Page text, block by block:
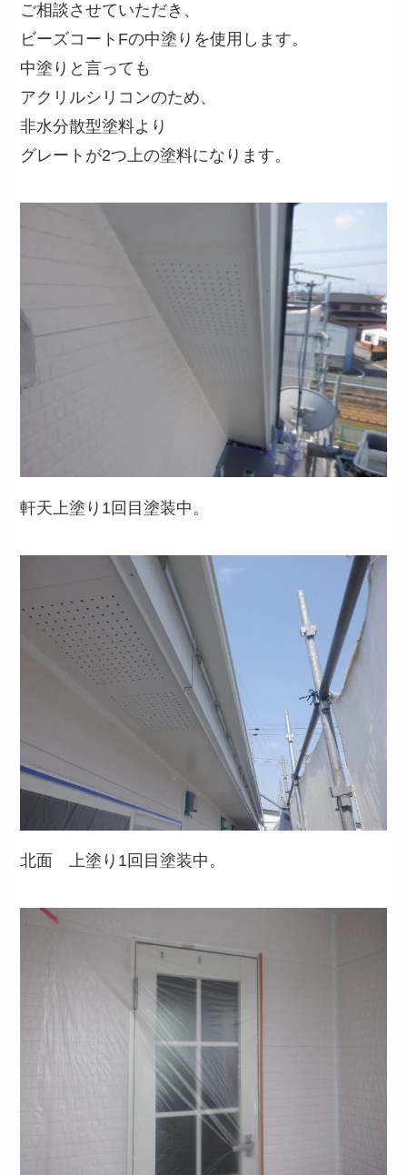
ご相談させていただき、
ビーズコートFの中塗りを使用します。
中塗りと言っても
アクリルシリコンのため、
非水分散型塗料より
グレートが2つ上の塗料になります。
軒天上塗り1回目塗装中。
北面 上塗り1回目塗装中。